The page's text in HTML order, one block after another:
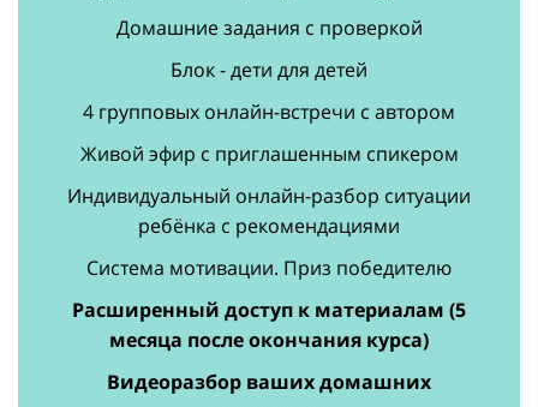
Домашние задания с проверкой
Блок - дети для детей
4 групповых онлайн-встречи с автором
Живой эфир с приглашенным спикером
Индивидуальный онлайн-разбор ситуации
ребёнка с рекомендациями
Система мотивации. Приз победителю
Расширенный доступ к материалам (5
месяца после окончания курса)
Видеоразбор ваших домашних